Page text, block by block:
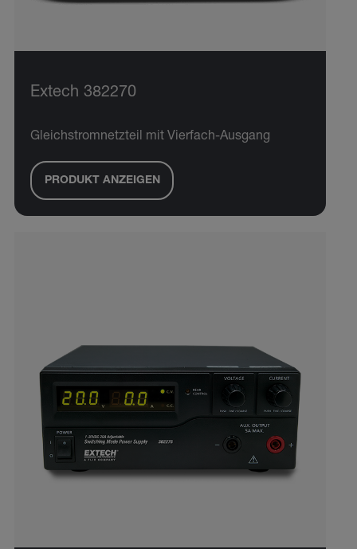
Extech 382270
Gleichstromnetzteil mit Vierfach-Ausgang
PRODUKT ANZEIGEN